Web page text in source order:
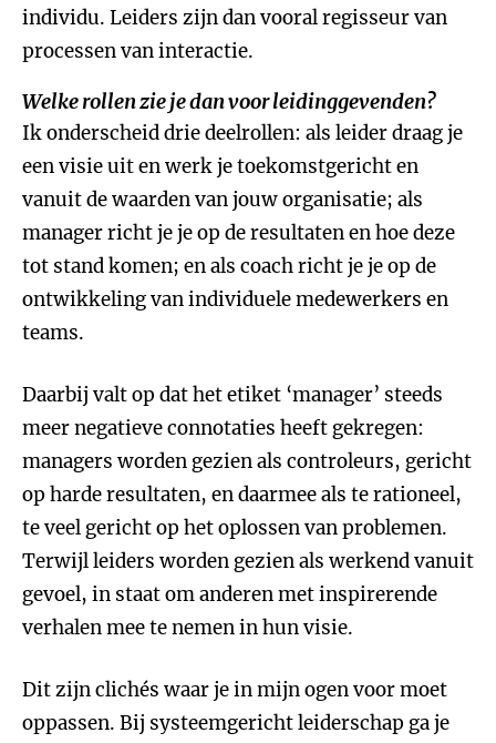
individu. Leiders zijn dan vooral regisseur van
processen van interactie.
Welke rollen zie je dan voor leidinggevenden?
Ik onderscheid drie deelrollen: als leider draag je
een visie uit en werk je toekomstgericht en
vanuit de waarden van jouw organisatie; als
manager richt je je op de resultaten en hoe deze
tot stand komen; en als coach richt je je op de
ontwikkeling van individuele medewerkers en
teams.
Daarbij valt op dat het etiket ‘manager’ steeds
meer negatieve connotaties heeft gekregen:
managers worden gezien als controleurs, gericht
op harde resultaten, en daarmee als te rationeel,
te veel gericht op het oplossen van problemen.
Terwijl leiders worden gezien als werkend vanuit
gevoel, in staat om anderen met inspirerende
verhalen mee te nemen in hun visie.
Dit zijn clichés waar je in mijn ogen voor moet
oppassen. Bij systeemgericht leiderschap ga je